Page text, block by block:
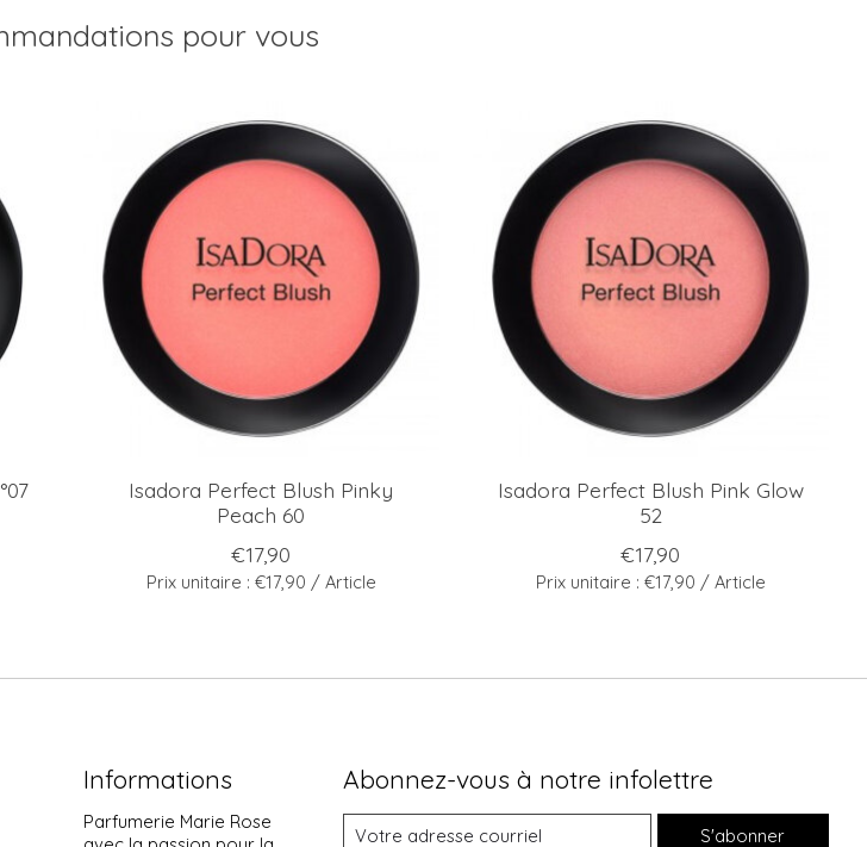
pour vous
Isadora Perfect Blush Pinky
Peach 60
€17,90
Prix unitaire : €17,90 / Article
Isadora Perfect Blush Pink Glow
52
€17,90
Prix unitaire : €17,90 / Article
Informations
Parfumerie Marie Rose
Abonnez-vous à notre infolettre
S'abonner